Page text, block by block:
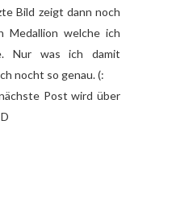
Bild zeigt dann noch
Medallion welche ich
Nur was ich damit
nocht so genau. (:
Post wird über